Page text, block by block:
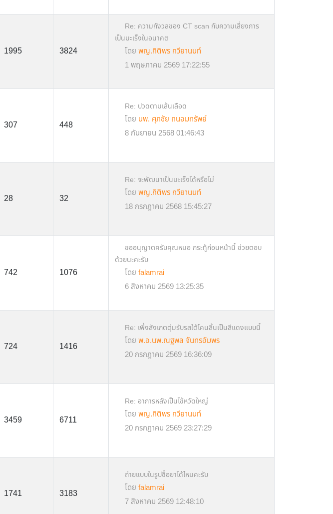
1995 3824
Re: ความกังวลของ CT scan กับความเสี่ยงการ
เป็นมะเร็งในอนาคต
โดย พญ.กิติพร กวียานนท์
1 พฤษภาคม 2569 17:22:55
307 448
Re: ปวดตามเส้นเลือด
โดย นพ. ศุภชัย ถนอมทรัพย์
8 กันยายน 2568 01:46:43
28 32
Re: จะพัฒนาเป็นมะเร็งได้หรือไม่
โดย พญ.กิติพร กวียานนท์
18 กรกฎาคม 2568 15:45:27
742 1076
ขออนุญาตครับคุณหมอ กระทู้ก่อนหน้านี้ ช่วยตอบ
ด้วยนะคะรับ
โดย falamrai
6 สิงหาคม 2569 13:25:35
724 1416
Re: เพึ่งสังเกตตุ่มรับรสใต้โคนลิ้นเป็นสีแดงแบบนี้
โดย พ.อ.นพ.ณฐพล จันทรอัมพร
20 กรกฎาคม 2569 16:36:09
3459 6711
Re: อาการหลังเป็นไข้หวัดใหญ่
โดย พญ.กิติพร กวียานนท์
20 กรกฎาคม 2569 23:27:29
1741 3183
ถ่ายแบบในรูปซื้อยาได้ไหมคะรับ
โดย falamrai
7 สิงหาคม 2569 12:48:10